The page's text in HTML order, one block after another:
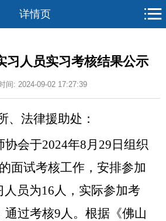
详情页
习人员实习考核结果公示
间: 2024-09-02 17:27:39
、法律援助处：
协会于2024年8月 29 日 组织
面试考核工作 ， 安排参加
人员为16人，实际参加考
通过考核9人。 根据《佛山